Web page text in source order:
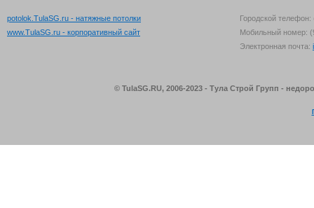
potolok.TulaSG.ru - натяжные потолки
www.TulaSG.ru - корпоративный сайт
Городской
Мобильный номер:
Электронная почта:
© TulaSG.RU, 2006-2023 - Тула Строй Групп -